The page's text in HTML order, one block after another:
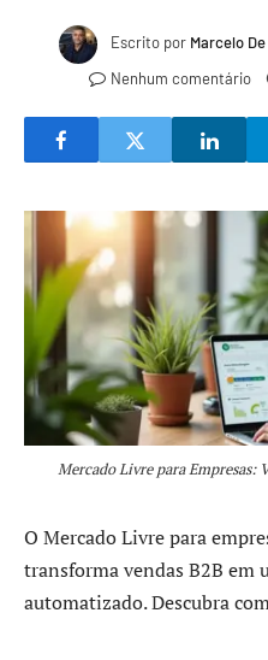
Escrito por Marcelo
Nenhum comentário
Mercado Livre para
O Mercado Livre para
transforma vendas B2B em
automatizado. Descubra